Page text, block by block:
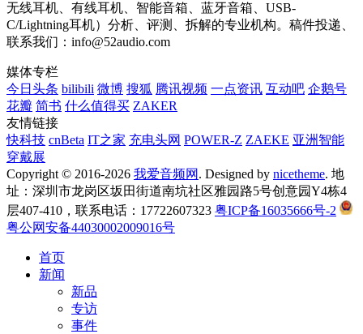
无线耳机、有线耳机、智能音箱、蓝牙音箱、USB-
C/Lightning耳机）分析、评测、拆解的专业机构。稿件投递、
联系我们：info@52audio.com
媒体专栏
今日头条 bilibili 微博 搜狐 腾讯视频 一点资讯 互动吧 企鹅号
花瓣 简书 什么值得买 ZAKER
友情链接
快科技 cnBeta IT之家 充电头网 POWER-Z ZAEKE 亚洲智能
穿戴展
Copyright © 2016-2026 我爱音频网 . Designed by nicetheme. 地
址：深圳市龙岗区坂田街道南坑社区雅园路5号创意园Y4栋4
层407-410，联系电话：17722607323 粤ICP备16035666号-2
粤公网安备44030002009016号
首页
新闻
新品
专访
事件